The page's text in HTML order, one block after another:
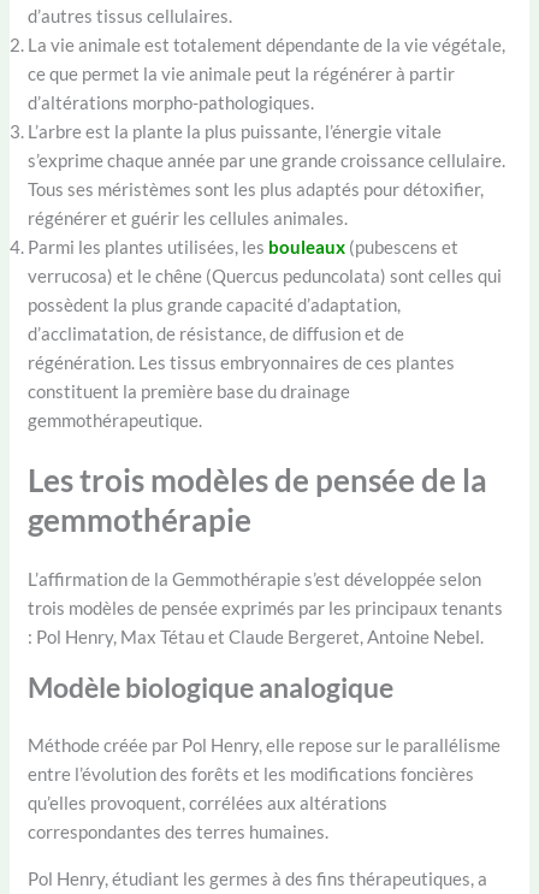
d’autres tissus cellulaires.
La vie animale est totalement dépendante de la vie végétale,
ce que permet la vie animale peut la régénérer à partir
d’altérations morpho-pathologiques.
L’arbre est la plante la plus puissante, l’énergie vitale
s’exprime chaque année par une grande croissance cellulaire.
Tous ses méristèmes sont les plus adaptés pour détoxifier,
régénérer et guérir les cellules animales.
Parmi les plantes utilisées, les bouleaux (pubescens et
verrucosa) et le chêne (Quercus peduncolata) sont celles qui
possèdent la plus grande capacité d’adaptation,
d’acclimatation, de résistance, de diffusion et de
régénération. Les tissus embryonnaires de ces plantes
constituent la première base du drainage
gemmothérapeutique.
Les trois modèles de pensée de la
gemmothérapie
L’affirmation de la Gemmothérapie s’est développée selon
trois modèles de pensée exprimés par les principaux tenants
: Pol Henry, Max Tétau et Claude Bergeret, Antoine Nebel.
Modèle biologique analogique
Méthode créée par Pol Henry, elle repose sur le parallélisme
entre l’évolution des forêts et les modifications foncières
qu’elles provoquent, corrélées aux altérations
correspondantes des terres humaines.
Pol Henry, étudiant les germes à des fins thérapeutiques, a